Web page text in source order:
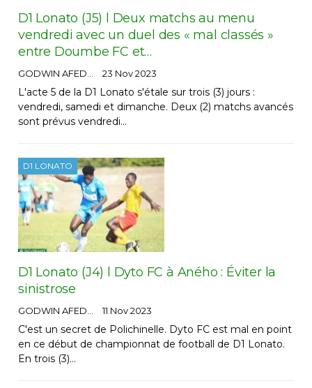
D1 Lonato (J5) l Deux matchs au menu
vendredi avec un duel des « mal classés »
entre Doumbe FC et…
GODWIN AFEDO 23 Nov 2023
L'acte 5 de la D1 Lonato s'étale sur trois (3) jours :
vendredi, samedi et dimanche. Deux (2) matchs avancés
sont prévus vendredi…
D1 LONATO
D1 Lonato (J4) l Dyto FC à Aného : Éviter la
sinistrose
11 Nov 2023
C'est un secret de Polichinelle. Dyto FC est mal en point
en ce début de championnat de football de D1 Lonato.
En trois (3)…